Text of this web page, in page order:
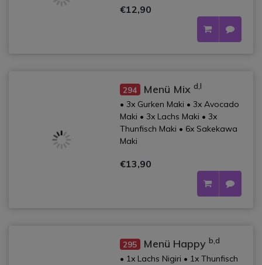
€12,90
294 Menü Mix d,l
• 3x Gurken Maki • 3x Avocado
Maki • 3x Lachs Maki • 3x
Thunfisch Maki • 6x Sakekawa
Maki
€13,90
295 Menü Happy b,d
• 1x Lachs Nigiri • 1x Thunfisch